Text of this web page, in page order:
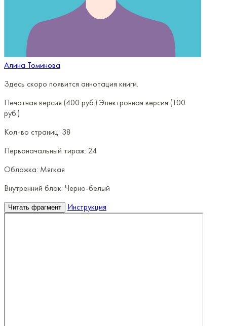
Алина Томинова
Здесь скоро появится аннотация книги.
Печатная версия (400 руб.) Электронная версия (100
руб.)
Кол-во страниц: 38
Первоначальный тираж: 24
Обложка: Мягкая
Внутренний блок: Черно-белый
Читать фрагмент Инструкция